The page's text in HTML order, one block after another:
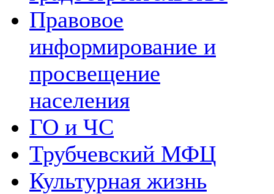
Правовое
информирование и
просвещение
населения
ГО и ЧС
Трубчевский МФЦ
Культурная жизнь